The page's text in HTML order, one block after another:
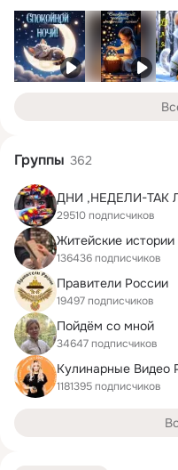
Группы 362
ДНИ ,НЕДЕЛИ-ТАК
29510 подписчиков
Житейские истории
136436 подписчиков
Правители России
19497 подписчиков
Пойдём со мной
34647 подписчиков
Кулинарные Видео
1181395 подписчиков